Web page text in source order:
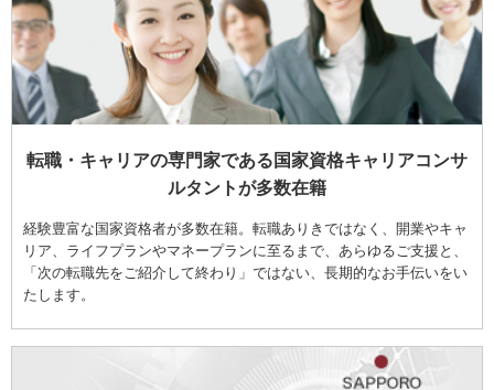
転職・キャリアの専門家である国家資格キャリアコンサ
ルタントが多数在籍
経験豊富な国家資格者が多数在籍。転職ありきではなく、開業やキャ
リア、ライフプランやマネープランに至るまで、あらゆるご支援と、
「次の転職先をご紹介して終わり」ではない、長期的なお手伝いをい
たします。